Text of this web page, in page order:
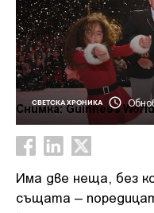
СВЕТСКА ХРОНИКА
Снимка: Guinness
Има две неща, без
същата –